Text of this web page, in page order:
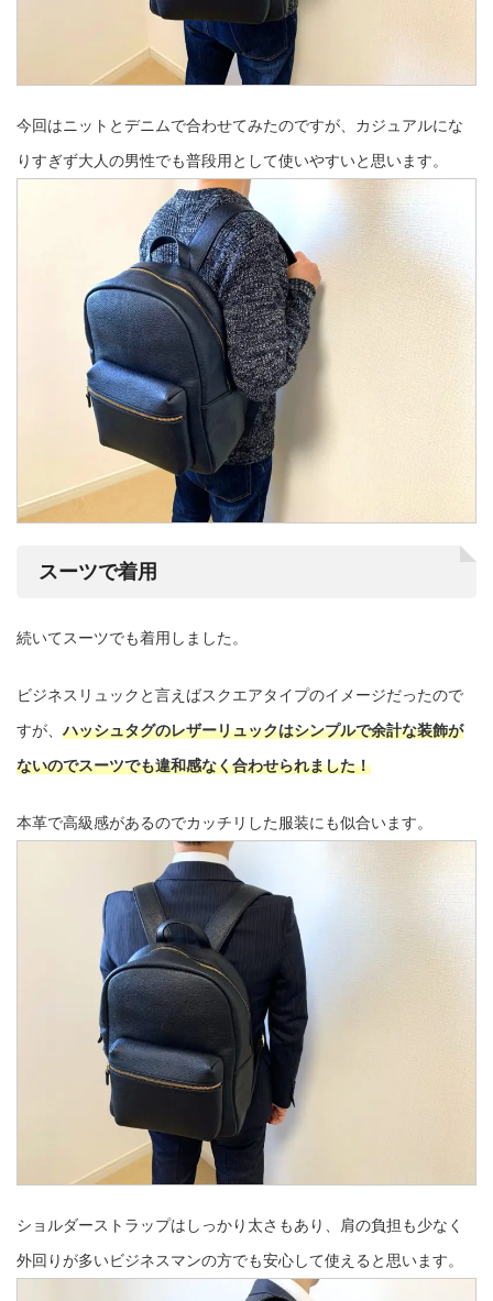
今回はニットとデニムで合わせてみたのですが、カジュアルにな
りすぎず大人の男性でも普段用として使いやすいと思います。
スーツで着用
続いてスーツでも着用しました。
ビジネスリュックと言えばスクエアタイプのイメージだったので
すが、ハッシュタグのレザーリュックはシンプルで余計な装飾が
ないのでスーツでも違和感なく合わせられました！
本革で高級感があるのでカッチリした服装にも似合います。
ショルダーストラップはしっかり太さもあり、肩の負担も少なく
外回りが多いビジネスマンの方でも安心して使えると思います。